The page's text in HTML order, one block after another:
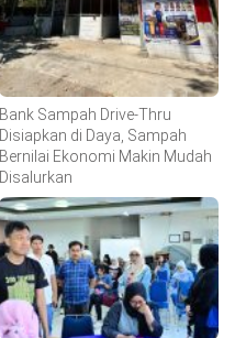
Bank Sampah Drive-Thru
Disiapkan di Daya, Sampah
Bernilai Ekonomi Makin Mudah
Disalurkan